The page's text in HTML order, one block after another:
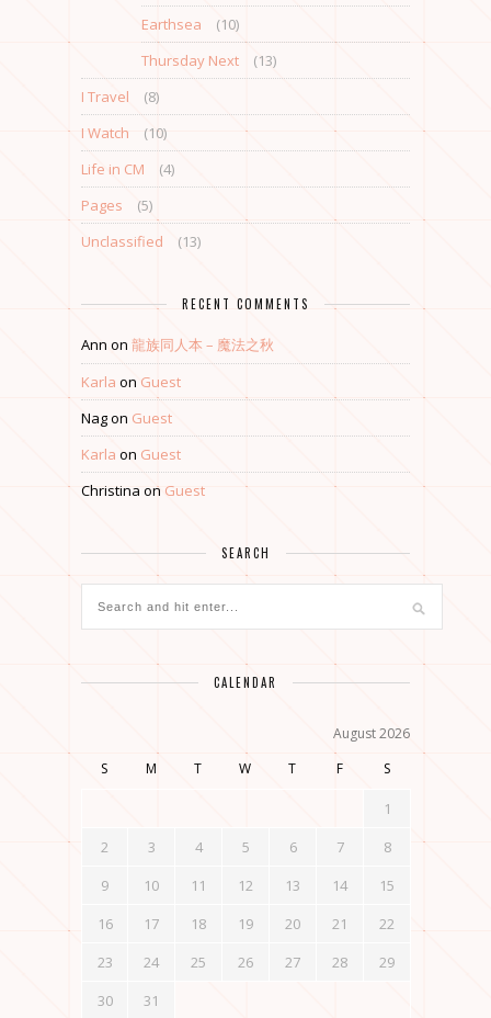
Earthsea
(10)
Thursday Next
(13)
I Travel
(8)
I Watch
(10)
Life in CM
(4)
Pages
(5)
Unclassified
(13)
RECENT COMMENTS
Ann on 龍族同人本 – 魔法之秋
Karla on Guest
Nagon Guest
Karla on Guest
Christina on Guest
SEARCH
CALENDAR
August 2026
S
M T W T F S
1
2
3 4 5 6 7
8
9
10 11 12 13 14
15
16
17 18 19 20 21
22
23
24 25 26 27 28
29
30
31